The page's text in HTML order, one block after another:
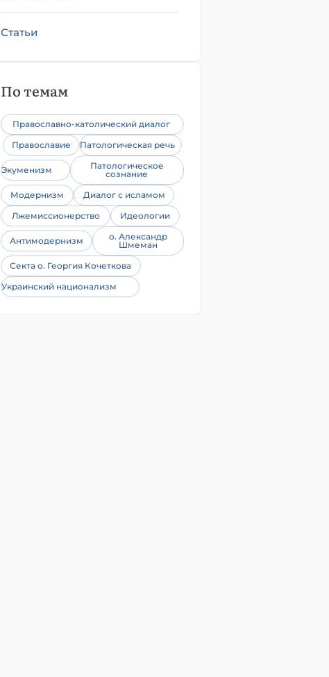
Статьи
По темам
Православно-католический диалог
Православие
Патологическая речь
Экуменизм
Патологическое
сознание
Модернизм
Диалог с исламом
Лжемиссионерство
Идеологии
Антимодернизм
о. Александр
Шмеман
Секта о. Георгия Кочеткова
Украинский национализм